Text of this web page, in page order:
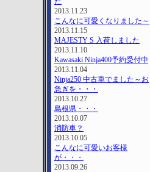
2013.11.23
こんなに可愛くなりました～
2013.11.15
MAJESTY S 入荷しました
2013.11.10
Kawasaki Ninja400予約受付中
2013.11.04
Ninja250 中古車でました～お
急ぎを・・・
2013.10.27
島根県・・・
2013.10.07
消防車？
2013.10.05
こんなに可愛いお客様
が・・・
2013.09.26